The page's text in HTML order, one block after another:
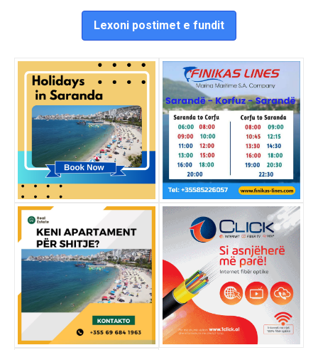
Lexoni postimet e fundit